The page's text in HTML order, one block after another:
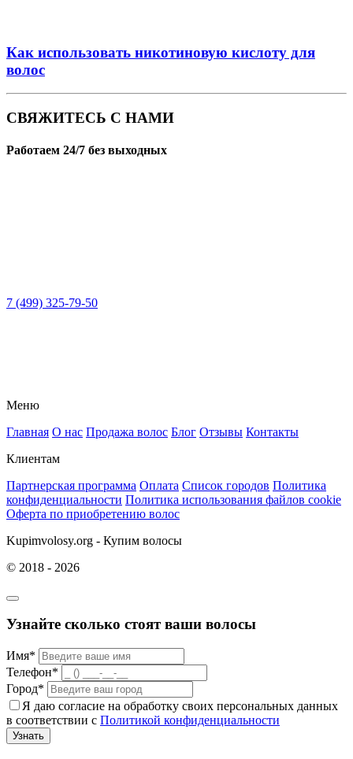
Как использовать никотиновую кислоту для
волос
СВЯЖИТЕСЬ С НАМИ
Работаем 24/7 без выходных
7 (499) 325-79-50
Меню
Главная О нас Продажа волос Блог Отзывы Контакты
Клиентам
Партнерская программа Оплата Список городов Политика
конфиденциальности Политика использования файлов cookie
Оферта по приобретению волос
Kupimvolosy.org - Купим волосы
© 2018 - 2026
Узнайте сколько стоят ваши волосы
Имя*
Телефон*
Город*
Я даю согласие на обработку своих персональных данных
в соответствии с Политикой конфиденциальности
Узнать